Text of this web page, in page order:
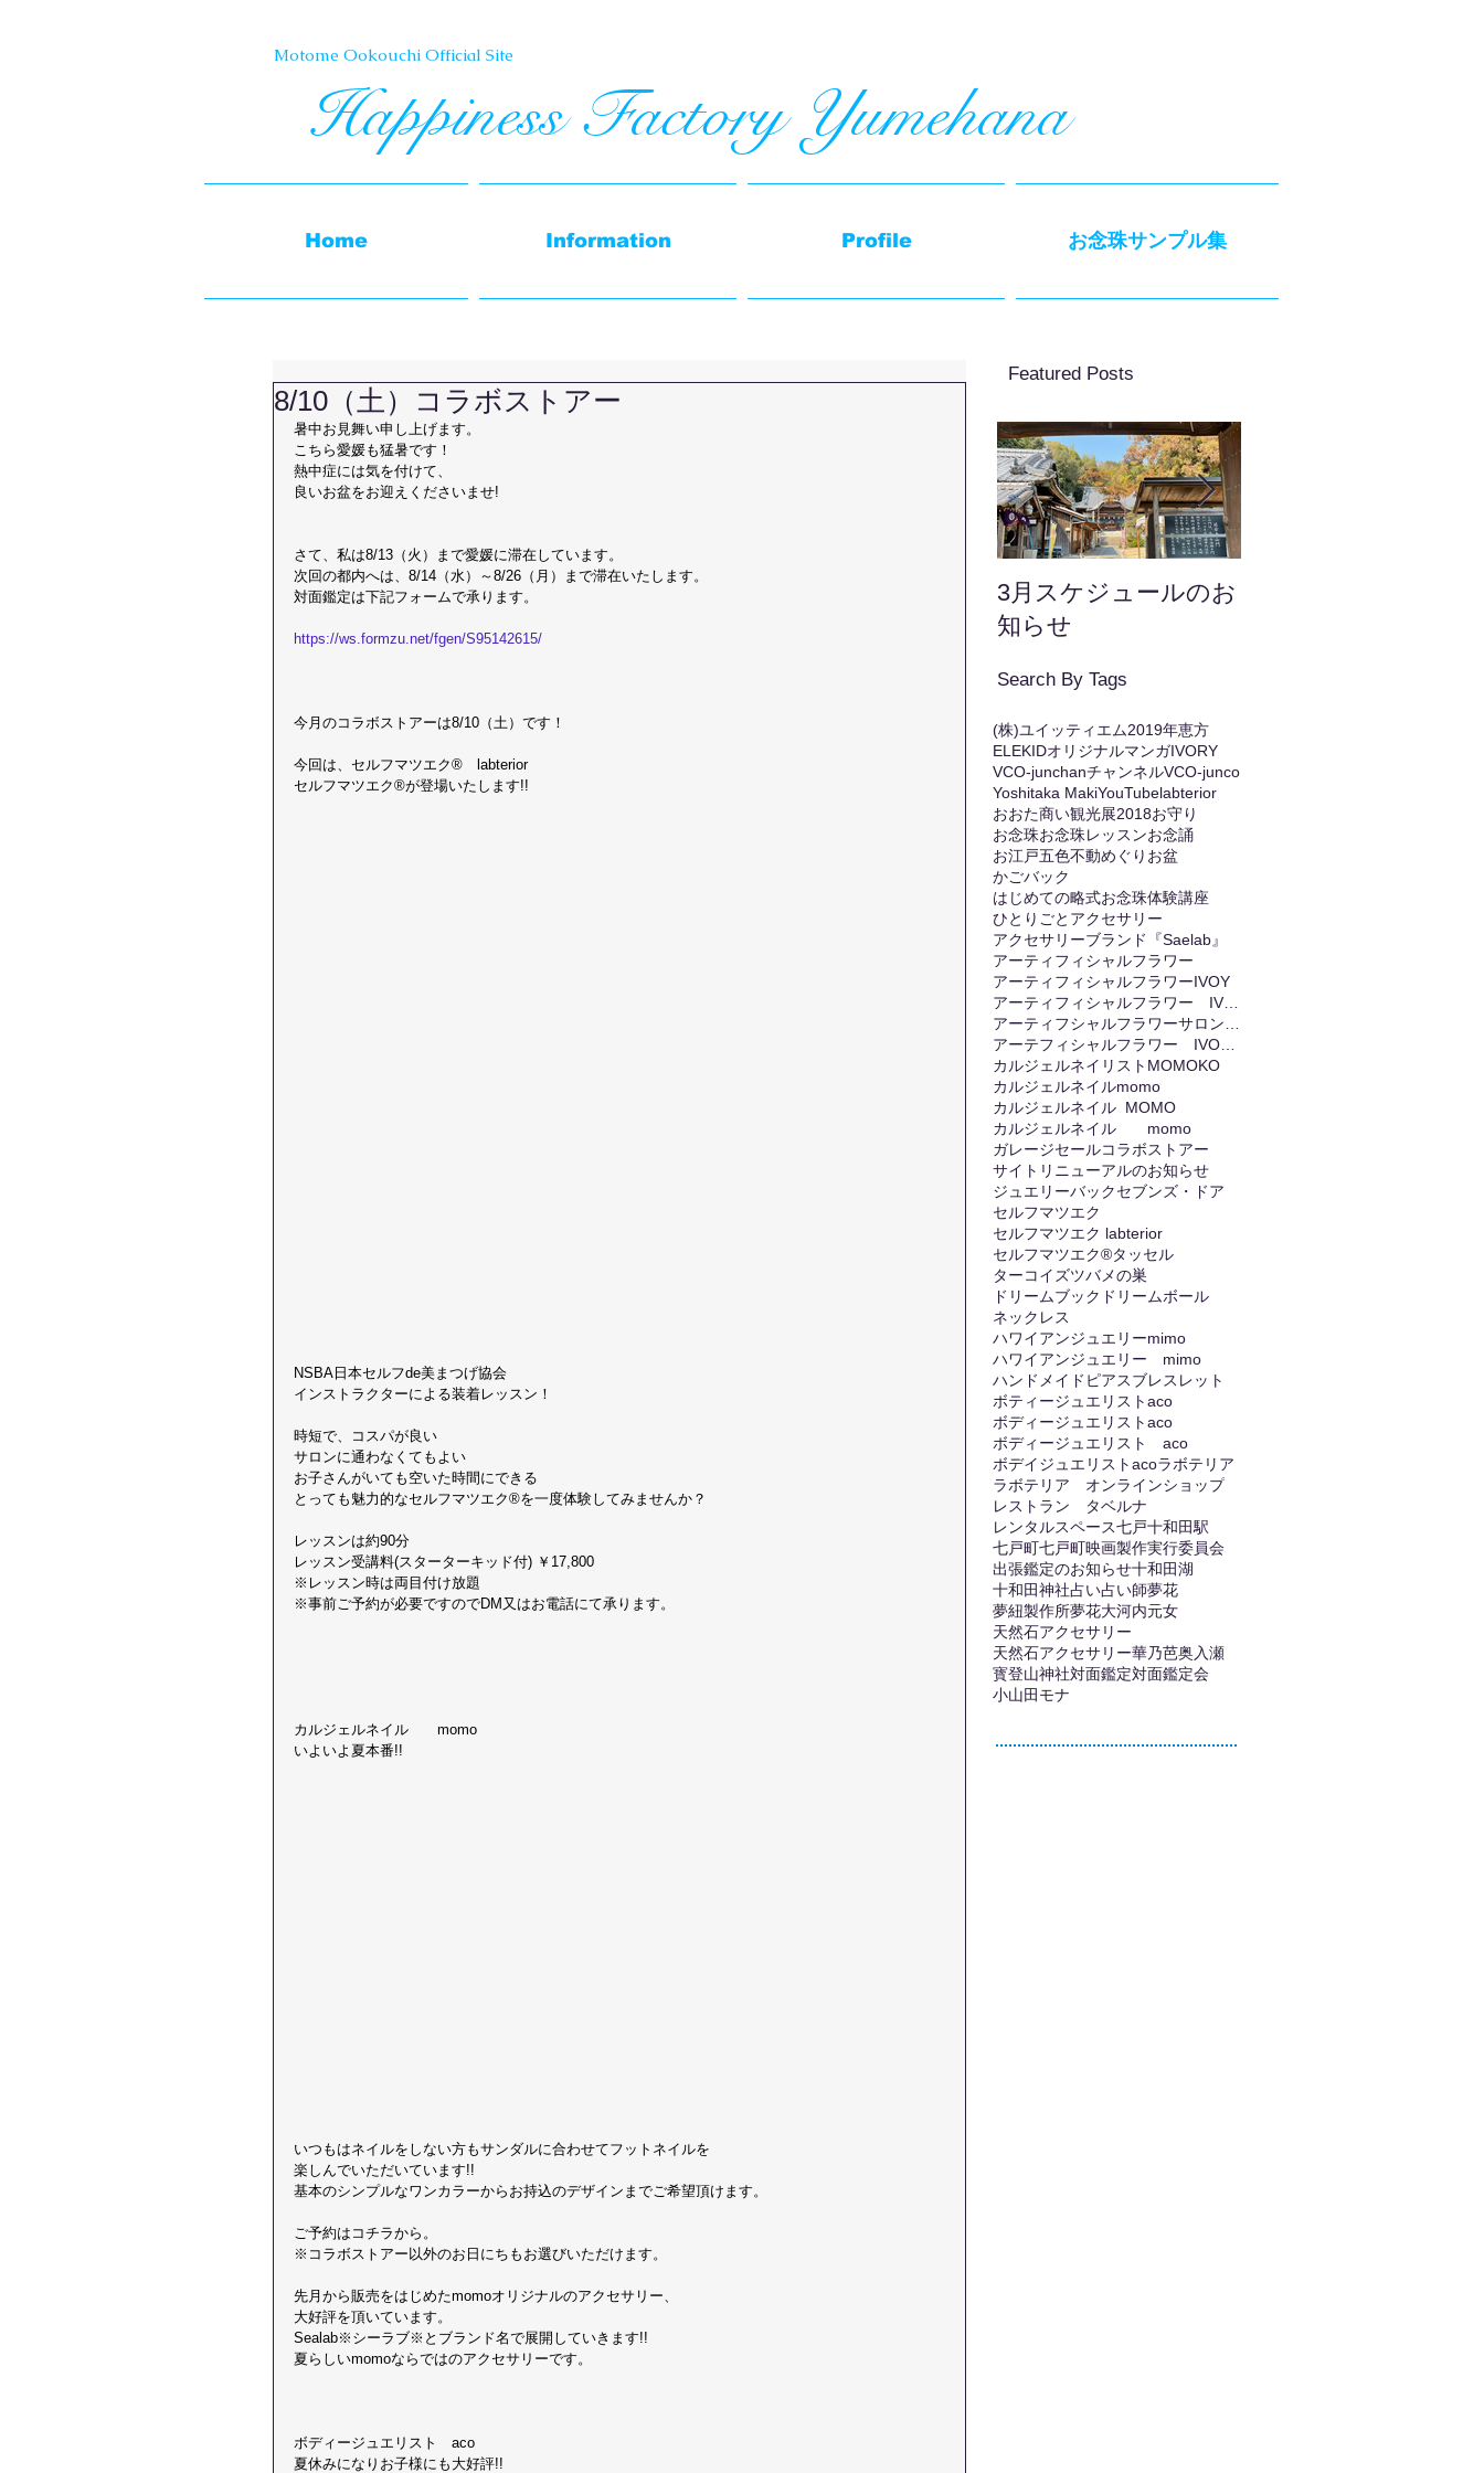
8/10（土）コラボストアー
暑中お見舞い申し上げます。
こちら愛媛も猛暑です！
熱中症には気を付けて、
良いお盆をお迎えくださいませ!
さて、私は8/13（火）まで愛媛に滞在しています。
次回の都内へは、​8/14（水）～8/26（月）まで滞在いたします。
対面鑑定は下記フォームで承ります。
https://ws.formzu.net/fgen/S95142615/
今月のコラボストアーは8/10（土）です！
今回は、セルフマツエク®　labterior
セルフマツエク®が登場いたします!!
NSBA日本セルフde美まつげ協会
インストラクターによる装着レッスン！
時短で、コスパが良い
サロンに通わなくてもよい
お子さんがいても空いた時間にできる
とっても魅力的なセルフマツエク®を一度体験してみませんか？
レッスンは約90分
レッスン受講料(スターターキッド付) ￥17,800
※レッスン時は両目付け放題
※事前ご予約が必要ですのでDM又はお電話にて承ります。
カルジェルネイル　　momo
いよいよ夏本番!!
いつもはネイルをしない方もサンダルに合わせてフットネイルを
楽しんでいただいています!!
基本のシンプルなワンカラーからお持込のデザインまでご希望頂けます。
ご予約はコチラから。
※コラボストアー以外のお日にちもお選びいただけます。
先月から販売をはじめたmomoオリジナルのアクセサリー、
大好評を頂いています。
Sealab※シーラブ※とブランド名で展開していきます!!
夏らしいmomoならではのアクセサリーです。
ボディージュエリスト　aco
夏休みになりお子様にも大好評!!
Featured Posts
3月スケジュールのお
知らせ
Search By Tags
(株)ユイッティエム2019年恵方
ELEKIDオリジナルマンガIVORY
VCO-junchanチャンネルVCO-junco
Yoshitaka MakiYouTubelabterior
おおた商い観光展2018お守り
お念珠お念珠レッスンお念誦
お江戸五色不動めぐり お盆
かごバック
はじめての略式お念珠体験講座
ひとりごと アクセサリー
アクセサリーブランド『Saelab』
アーティフィシャルフラワー
アーティフィシャルフラワーIVOY
アーティフィシャルフラワー IVORY
アーティフシャルフラワーサロンIVORY
アーテフィシャルフラワー IVORIY
カルジェルネイリストMOMOKO
カルジェルネイルmomo
カルジェルネイル MOMO
カルジェルネイル momo
ガレージセールコラボストアー
サイトリニューアルのお知らせ
ジュエリーバックセブンズ・ドア
セルフマツエク
セルフマツエク labterior
セルフマツエク®タッセル
ターコイズツバメの巣
ドリームブック ドリームボール
ネックレス
ハワイアンジュエリーmimo
ハワイアンジュエリー mimo
ハンドメイド ピアスブレスレット
ボティージュエリストaco
ボディージュエリストaco
ボディージュエリスト aco
ボデイジュエリストacoラボテリア
ラボテリア オンラインショップ
レストラン タベルナ
レンタルスペース七戸十和田駅
七戸町七戸町映画製作実行委員会
出張鑑定のお知らせ十和田湖
十和田神社占い占い師夢花
夢紐製作所夢花大河内元女
天然石アクセサリー
天然石アクセサリー華乃芭奥入瀬
寳登山神社対面鑑定対面鑑定会
小山田モナ
Home Information Profile お念珠サンプル集
Motome Ookouchi Official Site​
Happiness Factory Yumehana